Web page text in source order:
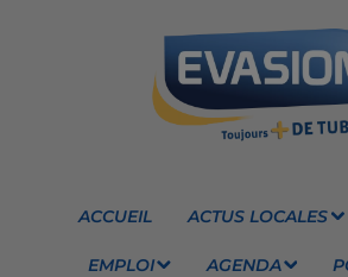
ACCUEIL ACTUS LOCALES
EMPLOI AGENDA